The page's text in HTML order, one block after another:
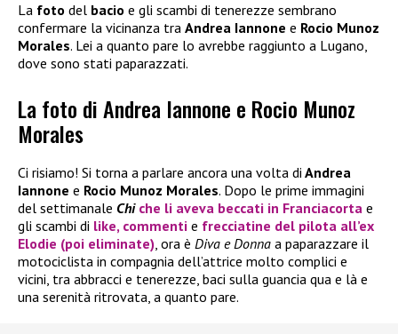
La foto del bacio e gli scambi di tenerezze sembrano
confermare la vicinanza tra Andrea Iannone e Rocio Munoz
Morales. Lei a quanto pare lo avrebbe raggiunto a Lugano,
dove sono stati paparazzati.
La foto di Andrea Iannone e Rocio Munoz
Morales
Ci risiamo! Si torna a parlare ancora una volta di Andrea
Iannone e Rocio Munoz Morales. Dopo le prime immagini
del settimanale Chi che li aveva beccati in Franciacorta e
gli scambi di like, commenti e frecciatine del pilota all’ex
Elodie (poi eliminate) , ora è Diva e Donna a paparazzare il
motociclista in compagnia dell’attrice molto complici e
vicini, tra abbracci e tenerezze, baci sulla guancia qua e là e
una serenità ritrovata, a quanto pare.